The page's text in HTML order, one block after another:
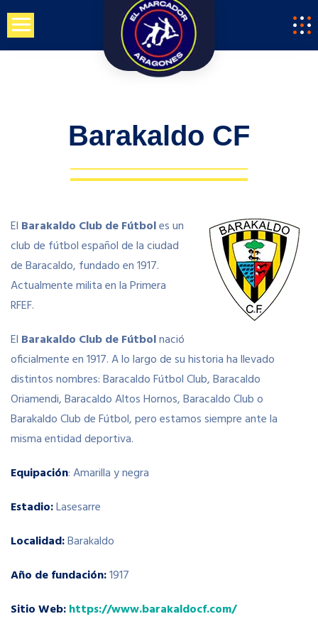
Saltar
contenido
Barakaldo CF
El Barakaldo Club de Fútboles un
club de fútbol español de la ciudad
de Baracaldo, fundado en 1917.
Actualmente milita en la Primera
RFEF.
El Barakaldo Club de Fútbolnació
oficialmente en 1917. A lo largo de su historia ha llevado
distintos nombres: Baracaldo Fútbol Club, Baracaldo
Oriamendi, Baracaldo Altos Hornos, Baracaldo Club o
Barakaldo Club de Fútbol, pero estamos siempre ante la
misma entidad deportiva.
Equipación: Amarilla y negra
Estadio:Lasesarre
Localidad:Barakaldo
Año de fundación:1917
Sitio Web:https://www.barakaldocf.com/